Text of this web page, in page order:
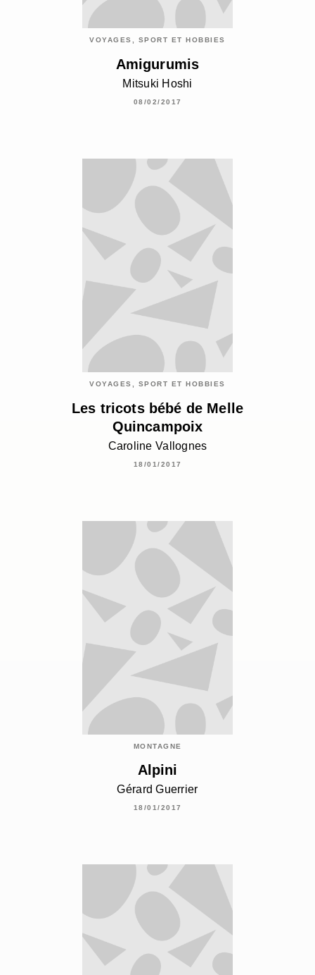
VOYAGES, SPORT ET HOBBIES
Amigurumis
Mitsuki Hoshi
08/02/2017
VOYAGES, SPORT ET HOBBIES
Les tricots bébé de Melle
Quincampoix
Caroline Vallognes
18/01/2017
MONTAGNE
Alpini
Gérard Guerrier
18/01/2017